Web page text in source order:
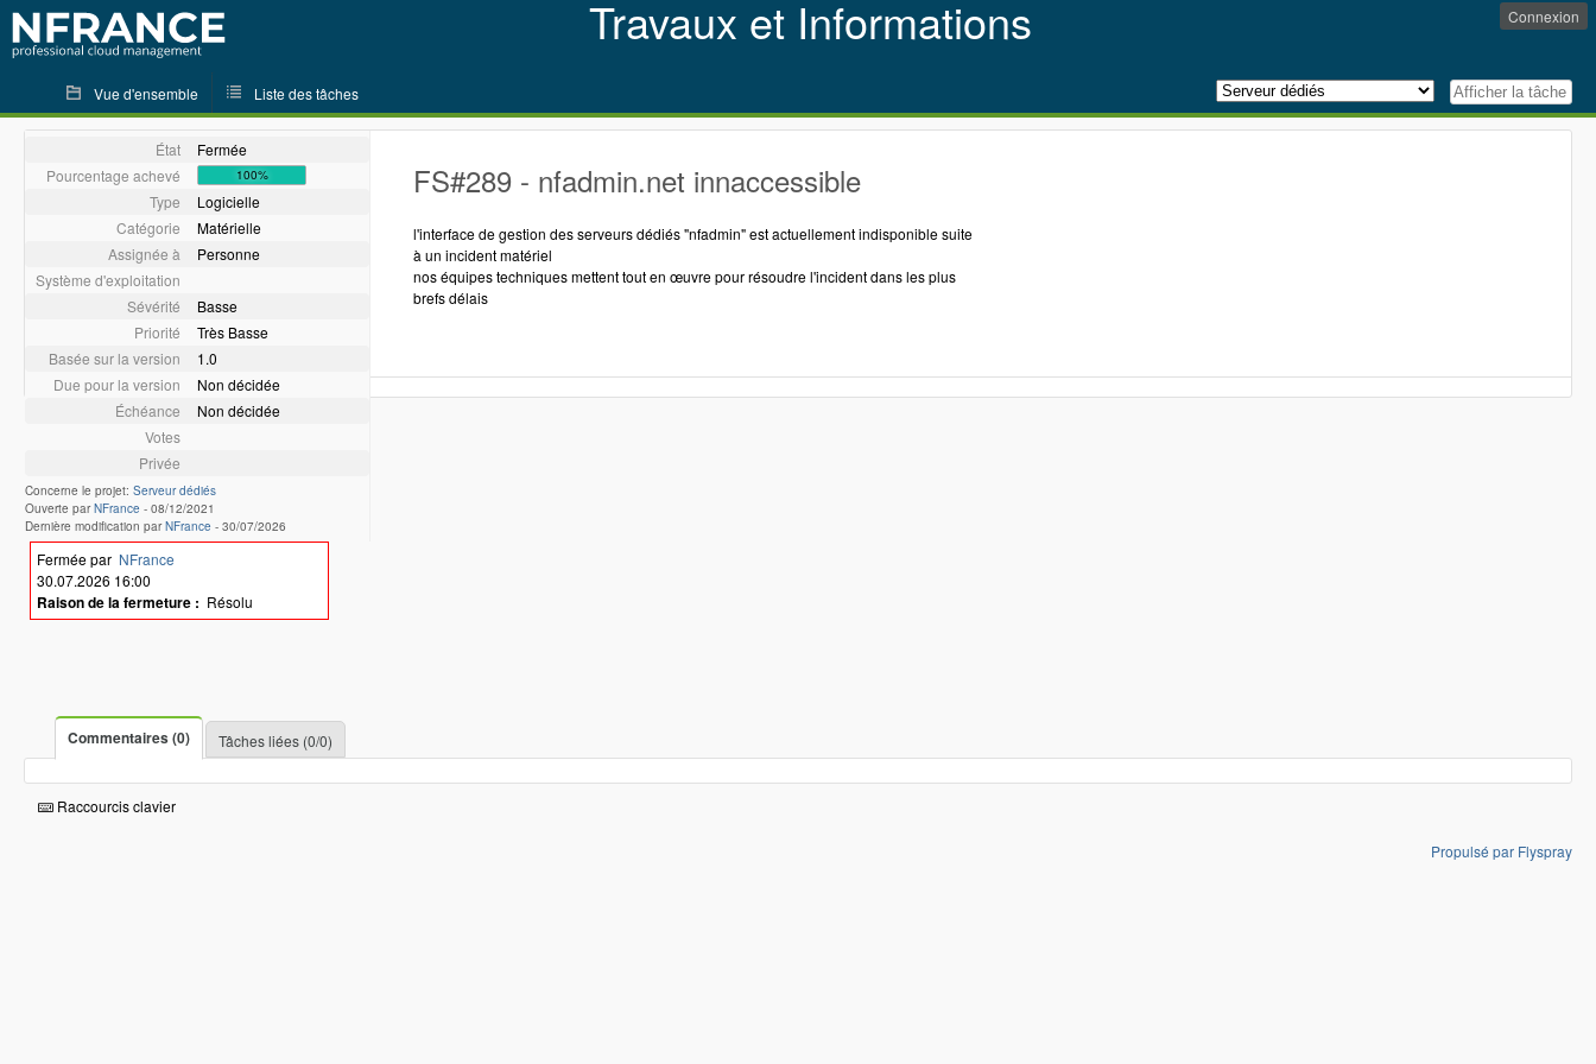
Travaux et Informations Connexion
Vue d'ensemble Liste des tâches
État
Fermée
Pourcentage achevé
100%
Type
Logicielle
Catégorie
Matérielle
Assignée à
Personne
Système d'exploitation
Sévérité
Basse
Priorité
Très Basse
Basée sur la version
1.0
Due pour la version
Non décidée
Échéance
Non décidée
Votes
Privée
Concerne le projet: Serveur dédiés
Ouverte parNFrance - 08/12/2021
Dernière modification parNFrance - 30/07/2026
FS#289 - nfadmin.net innaccessible
l'interface de gestion des serveurs dédiés "nfadmin" est actuellement indisponible suite
à un incident matériel
nos équipes techniques mettent tout en œuvre pour résoudre l'incident dans les plus
brefs délais
Fermée par NFrance
30.07.2026 16:00
Raison de la fermeture : Résolu
Commentaires (0) Tâches liées (0/0)
Raccourcis clavier
Propulsé par Flyspray